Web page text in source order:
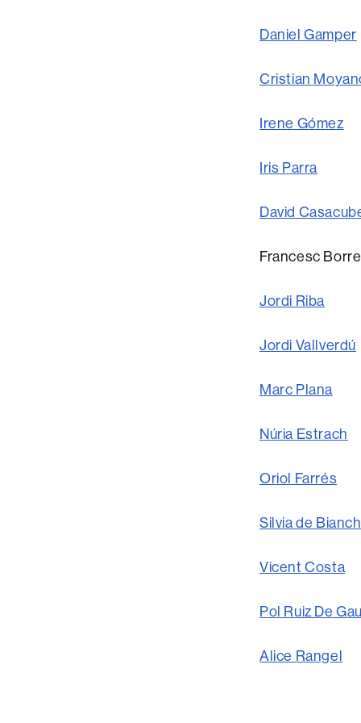
Daniel Gamper
Cristian
Irene Gómez
Iris Parra
David
Francesc
Jordi Riba
Jordi Vallverdú
Marc Plana
Núria Estrach
Oriol Farrés
Silvia de
Vicent Costa
Pol Ruiz De
Alice Rangel